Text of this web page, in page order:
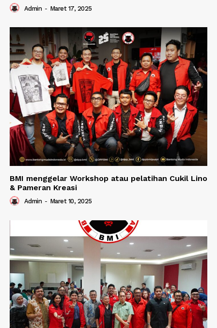
Admin - Maret 17, 2025
BMI menggelar Workshop atau pelatihan Cukil Lino
& Pameran Kreasi
Admin - Maret 10, 2025